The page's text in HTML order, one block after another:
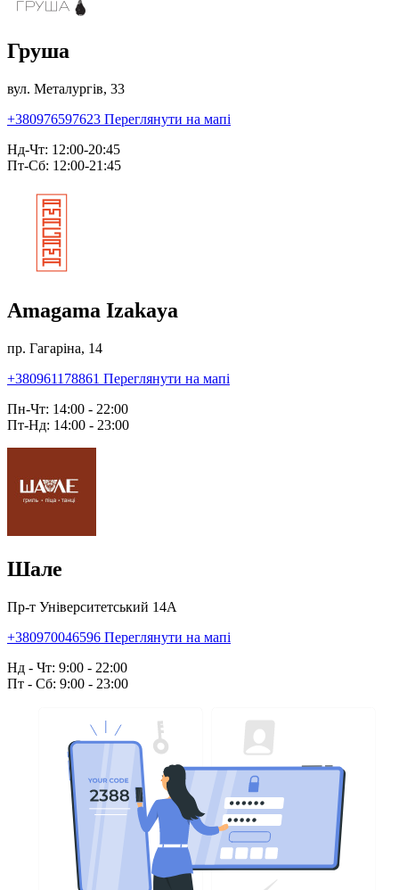
Груша
вул. Металургів, 33
+380976597623 Переглянути на мапі
Нд-Чт: 12:00-20:45
Пт-Сб: 12:00-21:45
Amagama Izakaya
пр. Гагаріна, 14
+380961178861 Переглянути на мапі
Пн-Чт: 14:00 - 22:00
Пт-Нд: 14:00 - 23:00
Шале
Пр-т Університетський 14А
+380970046596 Переглянути на мапі
Нд - Чт: 9:00 - 22:00
Пт - Сб: 9:00 - 23:00